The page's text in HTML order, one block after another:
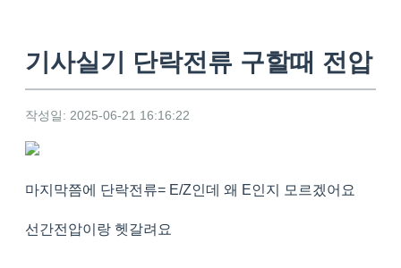
기사실기 단락전류 구할때 전압
작성일: 2025-06-21 16:16:22
마지막쯤에 단락전류= E/Z인데 왜 E인지 모르겠어요
선간전압이랑 헷갈려요